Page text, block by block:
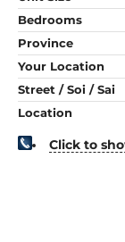
Bedrooms
Province
Your Location
Street / Soi / Sai
Location
Click to